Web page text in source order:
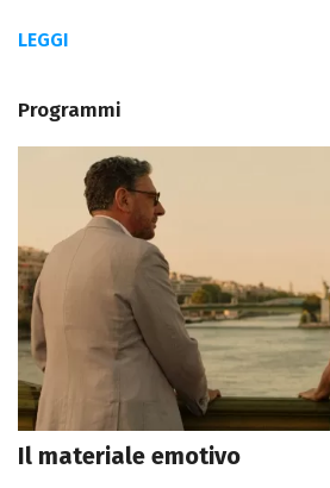
LEGGI
Programmi
Il materiale emotivo